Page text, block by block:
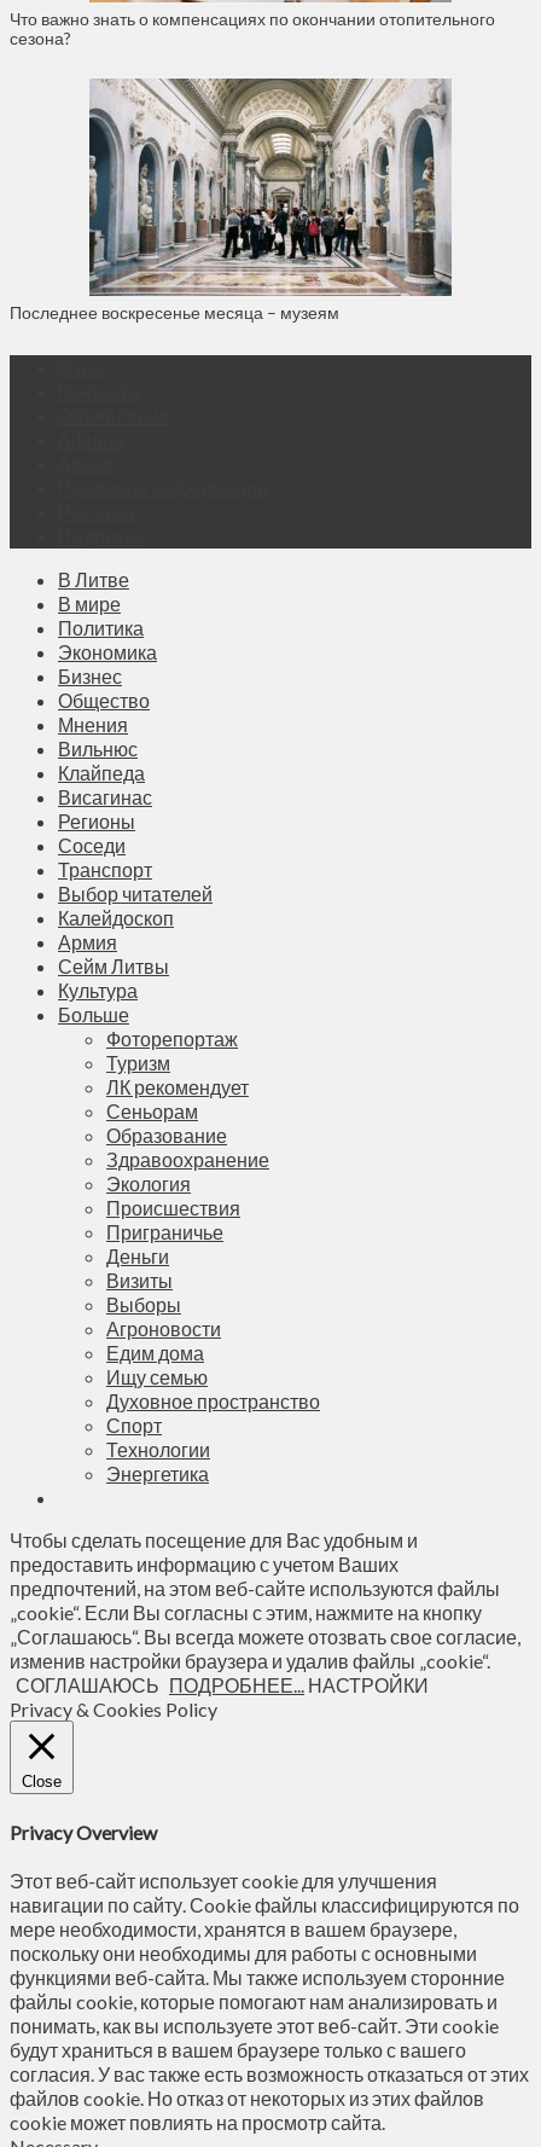
Что важно знать о компенсациях по окончании отопительного
сезона?
Последнее воскресенье месяца – музеям
В Литве
В мире
Политика
Экономика
Бизнес
Общество
Мнения
Вильнюс
Клайпеда
Висагинас
Регионы
Соседи
Транспорт
Выбор читателей
Калейдоскоп
Армия
Сейм Литвы
Культура
Больше
Фоторепортаж
Туризм
ЛК рекомендует
Сеньорам
Образование
Здравоохранение
Экология
Происшествия
Приграничье
Деньги
Визиты
Выборы
Агроновости
Едим дома
Ищу семью
Духовное пространство
Спорт
Технологии
Энергетика
Чтобы сделать посещение для Вас удобным и
предоставить информацию с учетом Ваших
предпочтений, на этом веб-сайте используются файлы
„cookie“. Если Вы согласны с этим, нажмите на кнопку
„Соглашаюсь“. Вы всегда можете отозвать свое согласие,
изменив настройки браузера и удалив файлы „cookie“.
СОГЛАШАЮСЬ ПОДРОБНЕЕ... НАСТРОЙКИ
Privacy & Cookies Policy
Close
Privacy Overview
Этот веб-сайт использует cookie для улучшения
навигации по сайту. Сookie файлы классифицируются по
мере необходимости, хранятся в вашем браузере,
поскольку они необходимы для работы с основными
функциями веб-сайта. Мы также используем сторонние
файлы cookie, которые помогают нам анализировать и
понимать, как вы используете этот веб-сайт. Эти cookie
будут храниться в вашем браузере только с вашего
согласия. У вас также есть возможность отказаться от этих
файлов cookie. Но отказ от некоторых из этих файлов
cookie может повлиять на просмотр сайта.